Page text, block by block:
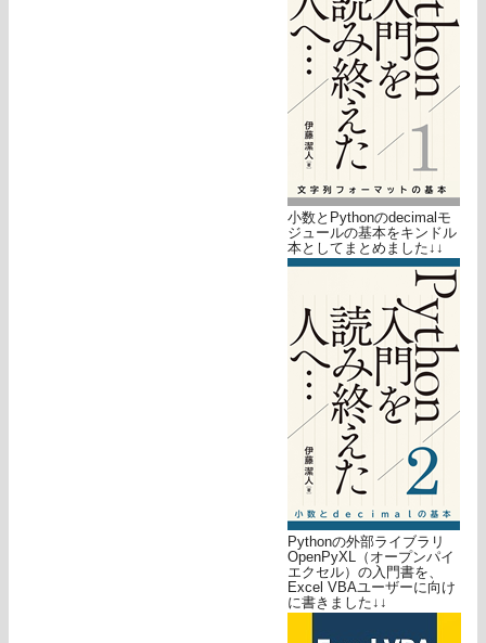
小数とPythonのdecimalモ
ジュールの基本をキンドル
本としてまとめました↓↓
Pythonの外部ライブラリ
OpenPyXL（オープンパイ
エクセル）の入門書を、
Excel VBAユーザーに向け
に書きました↓↓